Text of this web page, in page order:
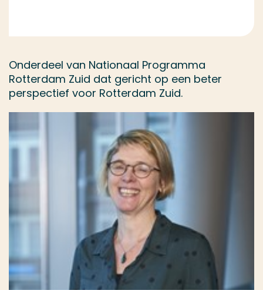
Onderdeel van Nationaal Programma
Rotterdam Zuid dat gericht op een beter
perspectief voor Rotterdam Zuid.